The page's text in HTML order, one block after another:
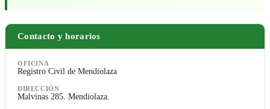
Contacto y horarios
OFICINA
Registro Civil de Mendiolaza
DIRECCIÓN
Malvinas 285. Mendiolaza.